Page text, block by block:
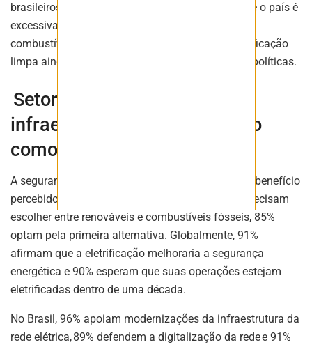
brasileiros reconhecem o risco e 74% afirmam que o país é
excessivamente dependente da importação de
combustíveis fósseis. Já 86% consideram a eletrificação
limpa ainda mais urgente diante das tensões geopolíticas.
Setor empresarial vê
infraestrutura e planejamento
como prioridades
A segurança energética aparece como o principal benefício
percebido pelos executivos brasileiros. Quando precisam
escolher entre renováveis e combustíveis fósseis, 85%
optam pela primeira alternativa. Globalmente, 91%
afirmam que a eletrificação melhoraria a segurança
energética e 90% esperam que suas operações estejam
eletrificadas dentro de uma década.
No Brasil, 96% apoiam modernizações da infraestrutura da
rede elétrica, 89% defendem a digitalização da rede e 91%